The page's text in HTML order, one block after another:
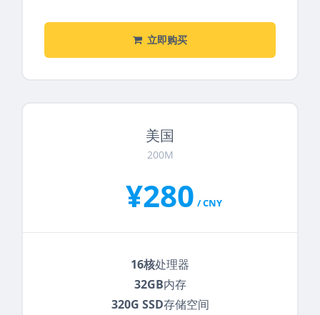
立即购买
美国
200M
¥280 / CNY
16核处理器
32GB内存
320G SSD存储空间